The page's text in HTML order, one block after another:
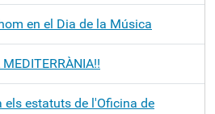
en el Dia de la Música
els estatuts de l'Oficina de